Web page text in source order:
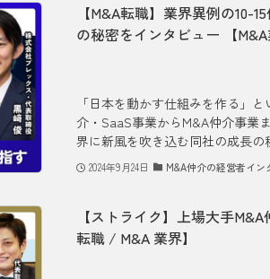
【M&A転職】業界異例の
の秘密をインタビュー 【M&A
「日本を動かす仕組みを作る」
介・SaaS事業からM&A仲介事業
界に新風を吹き込む同社の成長
2024年9月24日 M&A仲介の経営者イ
【ストライク】上場大手
転職 / M&A 業界】